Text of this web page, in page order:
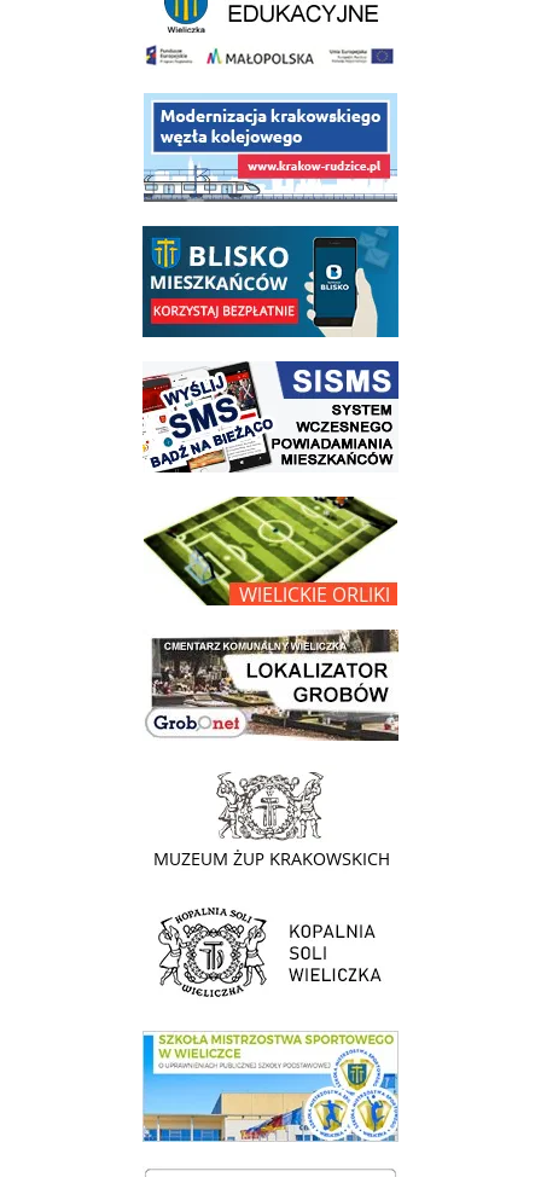
link do opisu projektu budowy linii kolejowej Krakow Rudzice
link do opisu aplikacji - BLISKO, Gmina Wieliczka w aplikacji Blisko
link do strony systemu wczesnego ostrzegania mieszkańców SISMS
link do opisu projektu Wielickie Orliki
link do lokalizatora grobów na wielickim cmentarzu - grobnet
link do strony - Muzeum Żup Krakowskich Wieliczka
link do strony Kopalni Soli Wieliczka
link do SMS Wieliczka
wieliczka-wieliczanie na bis